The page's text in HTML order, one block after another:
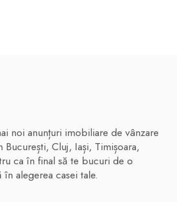
noi anunțuri imobiliare de vânzare
Cluj, Iași, Timișoara,
ca în final să te bucuri de o
alegerea casei tale.